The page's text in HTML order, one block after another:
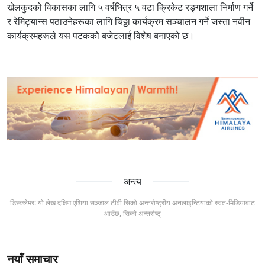
खेलकुदको विकासका लागि ५ वर्षभित्र ५ वटा क्रिकेट रङ्गशाला निर्माण गर्ने
र रेमिट्यान्स पठाउनेहरूका लागि चिठ्ठा कार्यक्रम सञ्चालन गर्ने जस्ता नवीन
कार्यक्रमहरूले यस पटकको बजेटलाई विशेष बनाएको छ।
अन्त्य
डिस्क्लेमर: यो लेख दक्षिण एशिया सञ्जाल टीवी सिको अन्तर्राष्ट्रीय अनलाइन्टियाको स्वत-मिडियाबाट
आउँछ, सिको अन्तर्राष्ट्
नयाँ समाचार